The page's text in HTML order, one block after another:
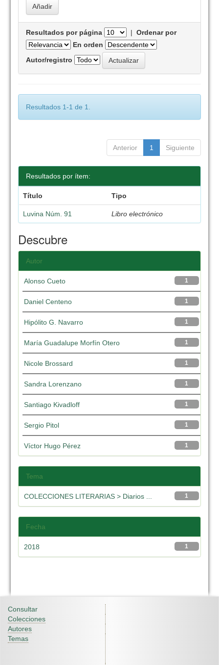
Resultados por página |Ordenar por
En orden
Autor/registro
Resultados 1-1 de 1.
Anterior 1 Siguiente
Resultados por ítem:
Título Tipo
Luvina Núm. 91 Libro electrónico
Descubre
Autor
1
Alonso Cueto
1
Daniel Centeno
1
Hipólito G. Navarro
1
María Guadalupe Morfín Otero
1
Nicole Brossard
1
Sandra Lorenzano
1
Santiago Kivadloff
1
Sergio Pitol
1
Víctor Hugo Pérez
Tema
1
COLECCIONES LITERARIAS > Diarios ...
Fecha
1
2018
Consultar
Colecciones
Autores
Temas